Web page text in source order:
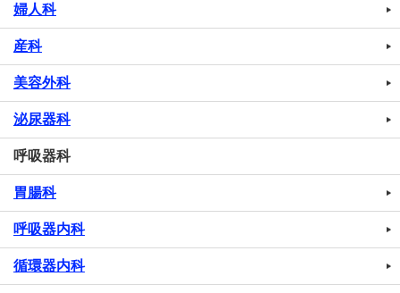
婦人科
産科
美容外科
泌尿器科
呼吸器科
胃腸科
呼吸器内科
循環器内科